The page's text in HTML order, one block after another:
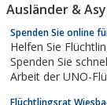
Ausländer &
Spenden Sie online
Helfen Sie Flüchtlingen
Spenden Sie
Arbeit der UNO-
Flüchtlingsrat